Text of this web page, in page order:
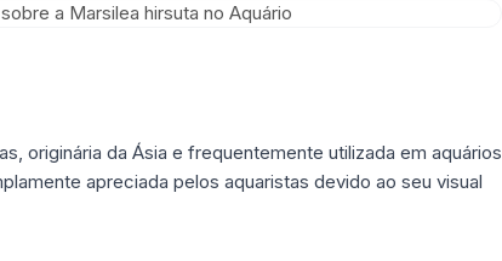
originária da Ásia e frequentemente utilizada em aquários
apreciada pelos aquaristas devido ao seu visual